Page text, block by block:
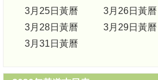
3月25日黃曆
3月26日黃曆
3月28日黃曆
3月29日黃曆
3月31日黃曆